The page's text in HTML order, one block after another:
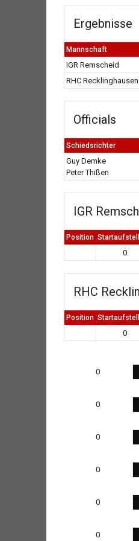
Ergebnisse
Mannschaft
IGR Remscheid
RHC Recklinghausen
Officials
Schiedsrichter
Guy Demke
Peter Thißen
IGR
Position
0
RHC
Position
0
0
0
0
0
0
0